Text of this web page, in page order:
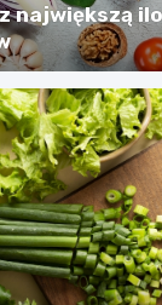
największą